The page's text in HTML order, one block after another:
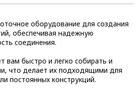
оборудование для создания
обеспечивая надежную
соединения.
вам быстро и легко собирать и
что делает их подходящими для
постоянных конструкций.